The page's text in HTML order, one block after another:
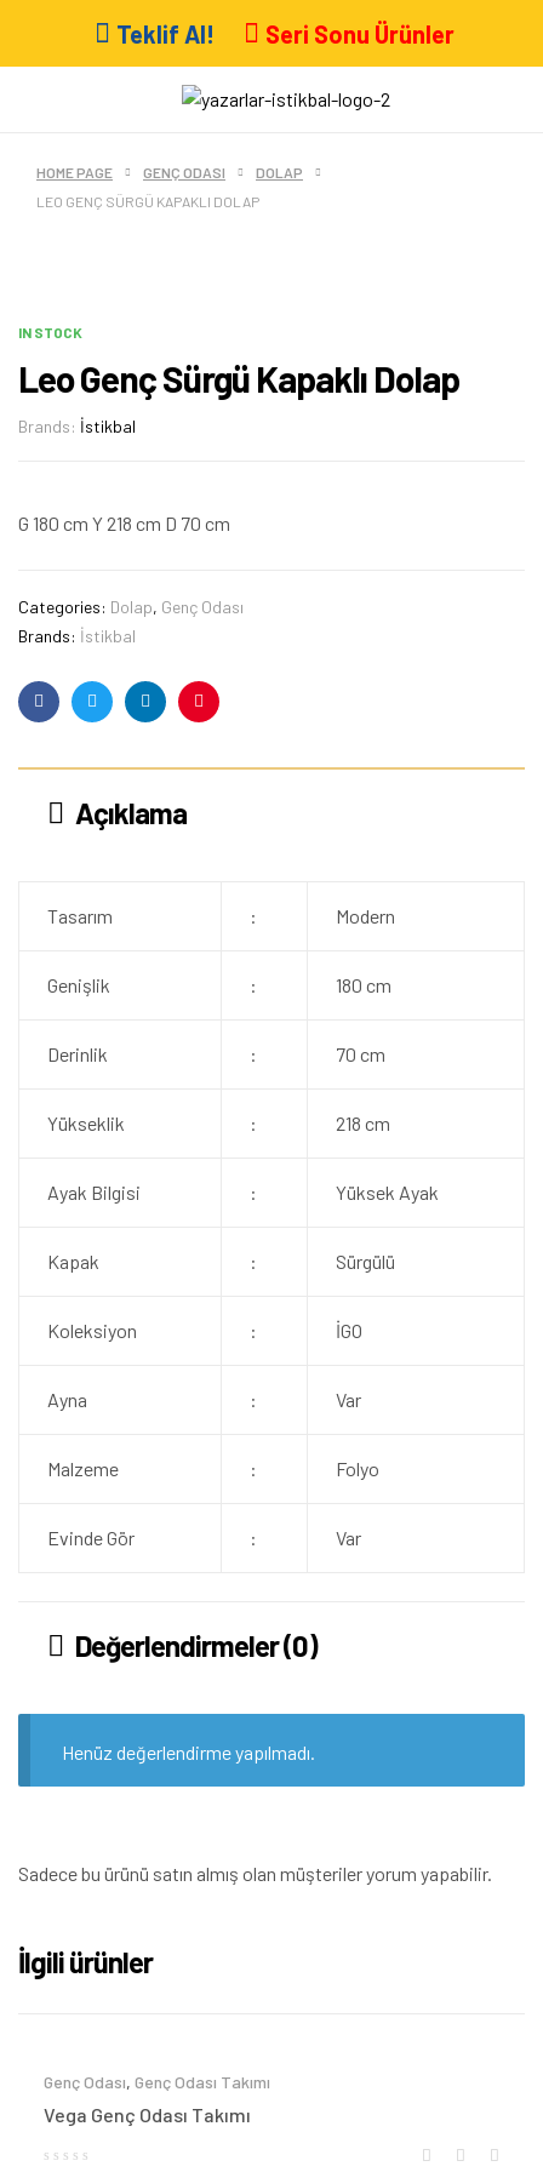
Teklif Al! Seri Sonu Ürünler
HOME PAGE GENÇ ODASI
DOLAP
LEO GENÇ SÜRGÜ KAPAKLI DOLAP
IN STOCK
Leo Genç Sürgü Kapaklı Dolap
Brands: İstikbal
G 180 cm Y 218 cm D 70 cm
Categories: Dolap, Genç Odası
Brands: İstikbal
FacebookTwitterLinkedinPinterest
Açıklama
Tasarım : Modern
Genişlik : 180 cm
Derinlik : 70 cm
Yükseklik : 218 cm
Ayak Bilgisi : Yüksek Ayak
Kapak : Sürgülü
Koleksiyon : İGO
Ayna : Var
Malzeme : Folyo
Evinde Gör : Var
Değerlendirmeler (0)
Henüz değerlendirme yapılmadı.
Sadece bu ürünü satın almış olan müşteriler yorum yapabilir.
İlgili ürünler
Genç Odası, Genç Odası Takımı
Vega Genç Odası Takımı